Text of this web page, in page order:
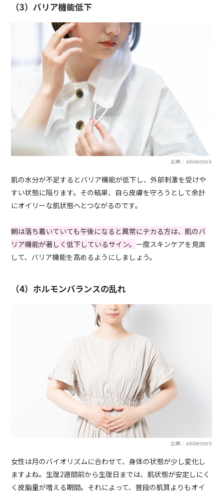
（3）バリア機能低下
出典：adobestock
肌の水分が不足するとバリア機能が低下し、外部刺激を受けや
すい状態に陥ります。その結果、自ら皮膚を守ろうとして余計
にオイリーな肌状態へとつながるのです。
朝は落ち着いていても午後になると異常にテカる方は、肌のバ
リア機能が著しく低下しているサイン。 一度スキンケアを見直
して、バリア機能を高めるようにしましょう。
（4）ホルモンバランスの乱れ
出典：adobestock
女性は月のバイオリズムに合わせて、身体の状態が少し変化し
ますよね。生理2週間前から生理日までは、肌状態が安定しにく
く皮脂量が増える期間。それによって、普段の肌質よりもオイ